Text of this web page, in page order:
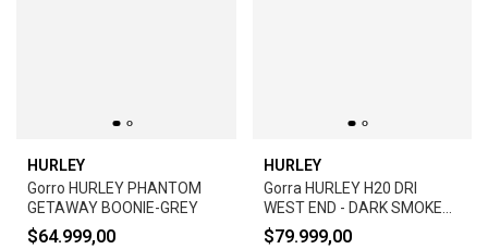
HURLEY
Gorro HURLEY PHANTOM
GETAWAY BOONIE-GREY
$64.999,00
HURLEY
Gorra HURLEY H20 DRI
WEST END - DARK SMOKE
GREY
$79.999,00